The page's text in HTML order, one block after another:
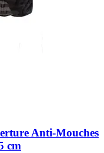
Anti-​Mouches
cm